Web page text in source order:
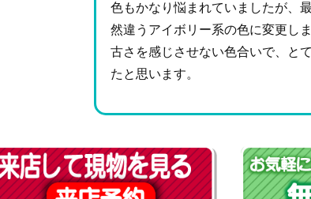
色もかなり悩まれていましたが、
然違うアイボリー系の色に変更しま
古さを感じさせない色合いで、と
たと思います。